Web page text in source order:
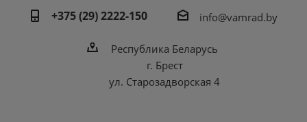
+375 (29) 2222-150
info@vamrad.by
Республика Беларусь
г. Брест
ул. Старозадворская 4